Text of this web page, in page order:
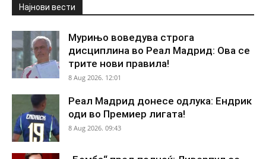
Најнови вести
Мурињо воведува строга
дисциплина во Реал Мадрид: Ова се
трите нови правила!
8 Aug 2026. 12:01
Реал Мадрид донесе одлука: Ендрик
оди во Премиер лигата!
8 Aug 2026. 09:43